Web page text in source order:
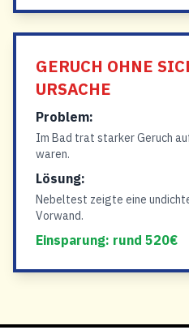
GERUCH OHNE
URSACHE
Problem:
Im Bad trat starker Geruch
waren.
Lösung:
Nebeltest zeigte eine
Vorwand.
Einsparung: rund 520€